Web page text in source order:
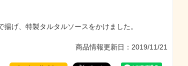
揚げ、特製タルタルソースをかけました。
商品情報更新日：2019/11/21